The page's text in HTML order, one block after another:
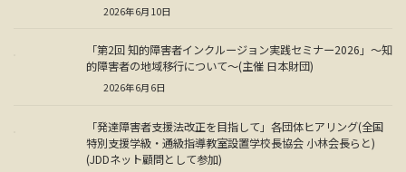
2026年6月10日
「第2回 知的障害者インクルージョン実践セミナー2026」～知
的障害者の地域移行について～(主催 日本財団)
2026年6月6日
「発達障害者支援法改正を目指して」各団体ヒアリング(全国
特別支援学級・通級指導教室設置学校長協会 小林会長らと)
(JDDネット顧問として参加)